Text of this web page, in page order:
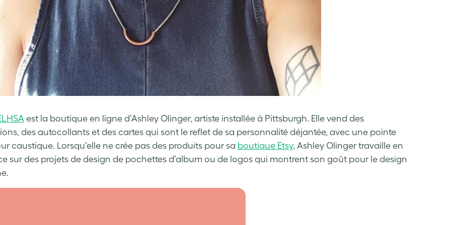
est la boutique en ligne d’Ashley Olinger, artiste installée à Pittsburgh. Elle vend des
des autocollants et des cartes qui sont le reflet de sa personnalité déjantée, avec une pointe
caustique. Lorsqu’elle ne crée pas des produits pour sa boutique Etsy, Ashley Olinger travaille en
sur des projets de design de pochettes d’album ou de logos qui montrent son goût pour le design